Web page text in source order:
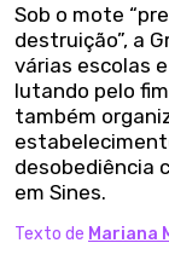
Sob o mote
destruição”, a
várias escolas
lutando pelo
também
desobediência
em Sines.
Texto de Mariana